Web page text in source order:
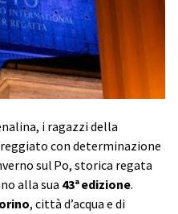
i ragazzi della
con determinazione
sul Po, storica regata
alla sua 43ª edizione.
, città d’acqua e di